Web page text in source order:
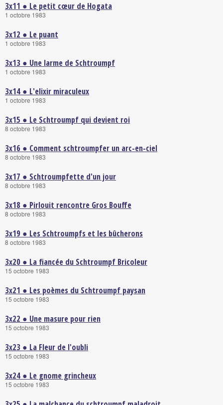
3x11 ● Le petit cœur de Hogata
1 octobre 1983
3x12 ● Le puant
1 octobre 1983
3x13 ● Une larme de Schtroumpf
1 octobre 1983
3x14 ● L'elixir miraculeux
1 octobre 1983
3x15 ● Le Schtroumpf qui devient roi
8 octobre 1983
3x16 ● Comment schtroumpfer un arc-en-ciel
8 octobre 1983
3x17 ● Schtroumpfette d'un jour
8 octobre 1983
3x18 ● Pirlouit rencontre Gros Bouffe
8 octobre 1983
3x19 ● Les Schtroumpfs et les bûcherons
8 octobre 1983
3x20 ● La fiancée du Schtroumpf Bricoleur
15 octobre 1983
3x21 ● Les poèmes du Schtroumpf paysan
15 octobre 1983
3x22 ● Une masure pour rien
15 octobre 1983
3x23 ● La Fleur de l'oubli
15 octobre 1983
3x24 ● Le gnome grincheux
15 octobre 1983